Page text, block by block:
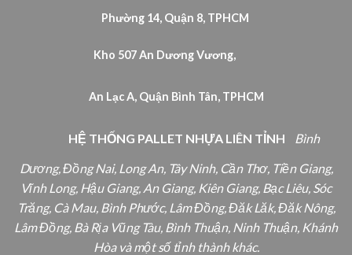
Phường 14, Quận 8, TPHCM
Kho 507 An Dương Vương,
An Lạc A, Quận Bình Tân, TPHCM
HỆ THỐNG PALLET NHỰA LIÊN TỈNH Bình
Dương, Đồng Nai, Long An, Tây Ninh, Cần Thơ, Tiền Giang,
Vĩnh Long, Hậu Giang, An Giang, Kiên Giang, Bạc Liêu, Sóc
Trăng, Cà Mau, Bình Phước, Lâm Đồng, Đăk Lăk, Đăk Nông,
Lâm Đồng, Bà Rịa Vũng Tàu, Bình Thuận, Ninh Thuận, Khánh
Hòa và một số tỉnh thành khác.